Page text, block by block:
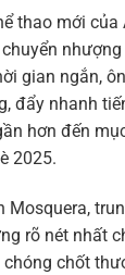
thao mới
gian ngắn,
đẩy nhanh
hơn đến
2025.
Mosquera,
rõ nét nhất
chốt